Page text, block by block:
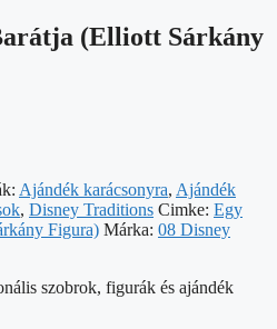
(Elliott Sárkány
Ajándék karácsonyra, Ajándék
, Disney Traditions Cimke: Egy
Figura) Márka: 08 Disney
szobrok, figurák és ajándék